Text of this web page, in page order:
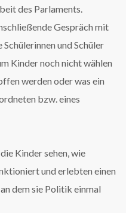
des Parlaments.
Gespräch mit
und Schüler
Kinder noch nicht wählen
werden oder was ein
bzw. eines
Kinder sehen, wie
und erlebten einen
dem sie Politik einmal